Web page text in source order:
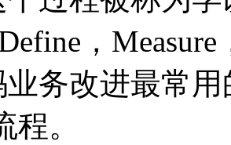
，
业务改进最常
。